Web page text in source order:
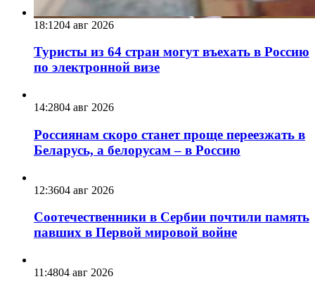
18:1204 авг 2026
Туристы из 64 стран могут въехать в Россию
по электронной визе
14:2804 авг 2026
Россиянам скоро станет проще переезжать в
Беларусь, а белорусам – в Россию
12:3604 авг 2026
Соотечественники в Сербии почтили память
павших в Первой мировой войне
11:4804 авг 2026